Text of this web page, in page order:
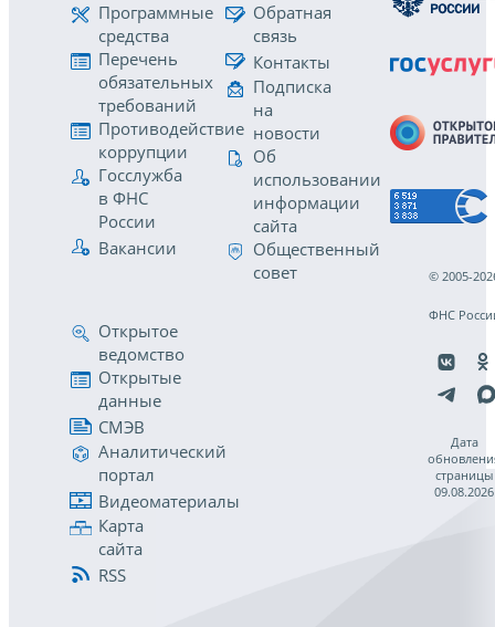
Программные
средства
Перечень
обязательных
требований
Противодействие
коррупции
Госслужба
в ФНС
России
Вакансии
Обратная
связь
Контакты
Подписка
на
новости
Об
использовании
информации
сайта
Общественный
совет
Открытое
ведомство
Открытые
данные
СМЭВ
Аналитический
портал
Видеоматериалы
Карта
сайта
RSS
© 2005-
ФНС
Дата
страницы
09.08.2026